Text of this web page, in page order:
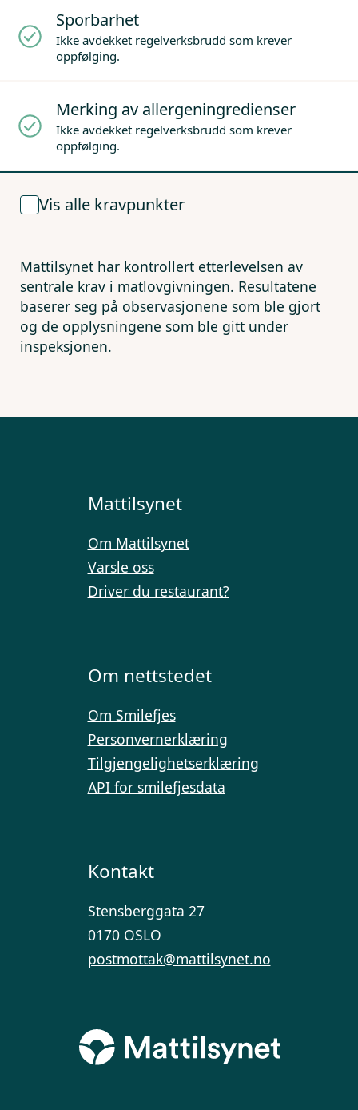
Sporbarhet
Ikke avdekket regelverksbrudd som krever
oppfølging.
Merking av allergeningredienser
Ikke avdekket regelverksbrudd som krever
oppfølging.
Vis alle kravpunkter
Mattilsynet har kontrollert etterlevelsen av
sentrale krav i matlovgivningen. Resultatene
baserer seg på observasjonene som ble gjort
og de opplysningene som ble gitt under
inspeksjonen.
Mattilsynet
Om Mattilsynet
Varsle oss
Driver du restaurant?
Om nettstedet
Om Smilefjes
Personvernerklæring
Tilgjengelighetserklæring
API for smilefjesdata
Kontakt
Stensberggata 27
0170 OSLO
postmottak@mattilsynet.no